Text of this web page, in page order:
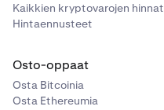
Kaikkien kryptovarojen hinnat
Hintaennusteet
Osto-oppaat
Osta Bitcoinia
Osta Ethereumia